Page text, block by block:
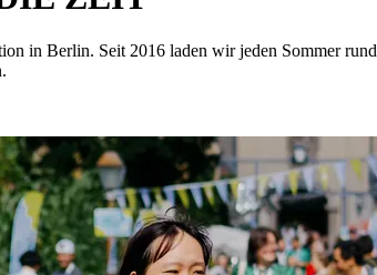
in Berlin. Seit 2016 laden wir jeden Sommer rund